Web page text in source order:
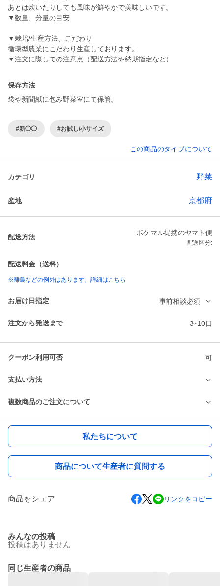
あとは炊いたりしても風味が鮮やかで美味しいです。
▼数量、分量の目安
▼栽培/生産方法、こだわり
循環型農業にこだわり生産しております。
▼注文に際しての注意点（配送方法や納期指定など）
保存方法
袋や新聞紙に包み野菜室にて保管。
#新◯◯ #お試し/小サイズ
この商品のタイプについて
カテゴリ 野菜
産地 京都府
配送方法
ポケマル提携のヤマト便
配送区分:
配送料金（送料）
※離島などの例外はあります。詳細はこちら
お届け日指定 事前相談必須
注文から発送まで 3~10日
クーポン利用可否 可
支払い方法
複数商品のご注文について
私たちについて
商品について生産者に質問する
商品をシェア リンクをコピー
みんなの投稿
投稿はありません
同じ生産者の商品